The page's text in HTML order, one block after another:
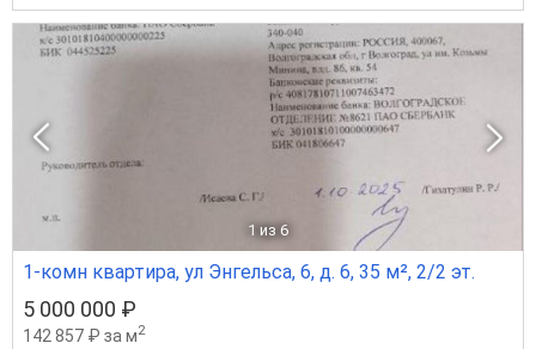
1 из 6
1-комн квартира, ул Энгельса, 6, д. 6, 35 м², 2/2 эт.
5 000 000 ₽
142 857 ₽ за м2